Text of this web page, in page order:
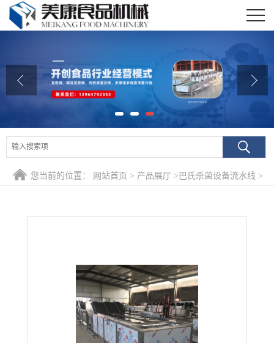
公司介绍
公司动态
产品展厅
联系我们
您当前的位置： 网站首页 > 产品展厅 > 巴氏杀菌设备流水线 >